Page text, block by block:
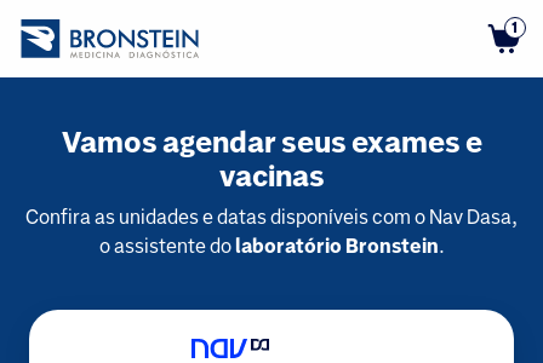
1
Vamos agendar seus exames e
vacinas
Confira as unidades e datas disponíveis com o Nav Dasa,
o assistente dolaboratório Bronstein.